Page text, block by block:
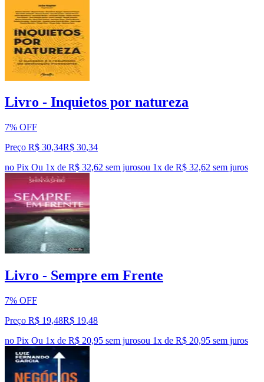
Livro - Inquietos por natureza
7% OFF
Preço R$ 30,34R$ 30,34
no Pix Ou 1x de R$ 32,62 sem jurosou 1x de R$ 32,62 sem juros
Livro - Sempre em Frente
7% OFF
Preço R$ 19,48R$ 19,48
no Pix Ou 1x de R$ 20,95 sem jurosou 1x de R$ 20,95 sem juros